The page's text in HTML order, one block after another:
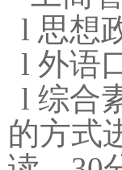
l 思想
l 外语
l 综合
的方式